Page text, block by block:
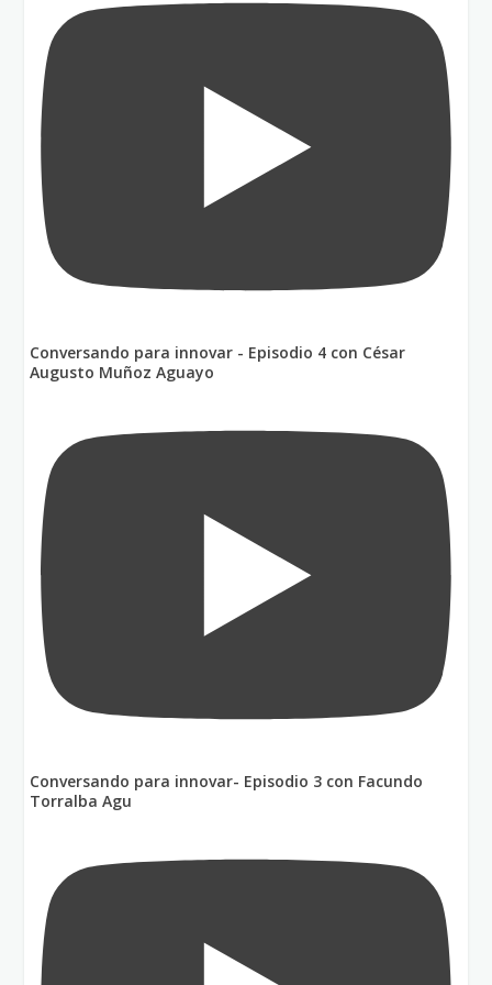
Conversando para innovar - Episodio 4 con César
Augusto Muñoz Aguayo
Conversando para innovar- Episodio 3 con Facundo
Torralba Agu